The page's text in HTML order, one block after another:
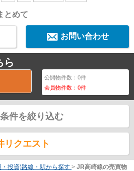
とめて
お問い合わせ
ら
公開物件数：0件
会員物件数：0件
件を絞り込む
リクエスト
・投資)路線・駅から探す > JR高崎線の売買物